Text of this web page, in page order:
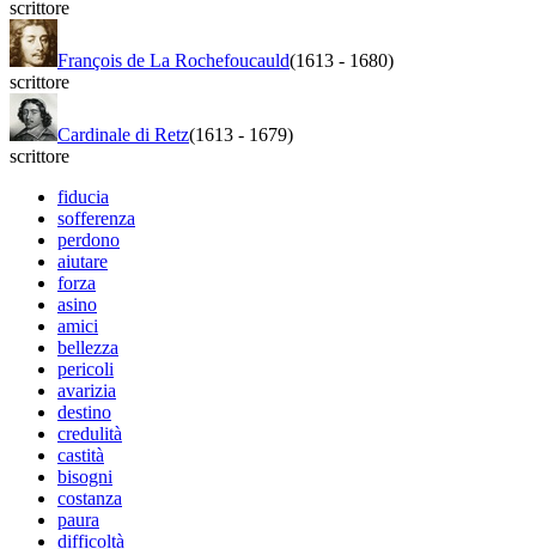
scrittore
François de La Rochefoucauld(1613 - 1680)
scrittore
Cardinale di Retz(1613 - 1679)
scrittore
fiducia
sofferenza
perdono
aiutare
forza
asino
amici
bellezza
pericoli
avarizia
destino
credulità
castità
bisogni
costanza
paura
difficoltà